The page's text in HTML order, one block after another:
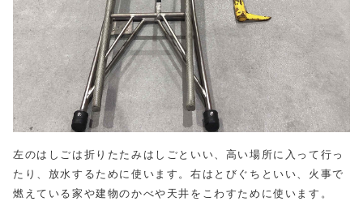
左のはしごは折りたたみはしごといい、高い場所に入って行っ
たり、放水するために使います。右はとびぐちといい、火事で
燃えている家や建物のかべや天井をこわすために使います。